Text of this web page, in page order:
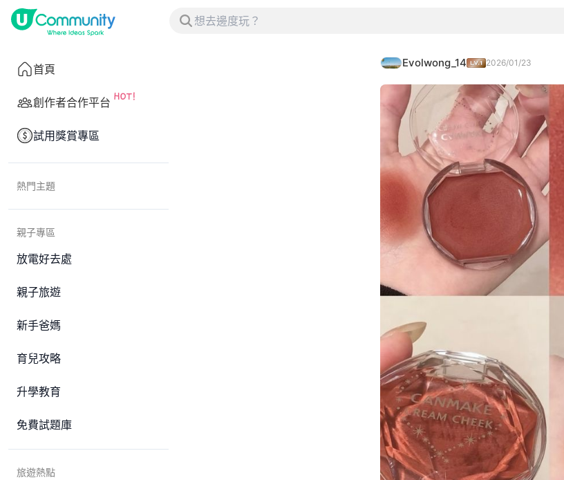
首頁
創作者合作平台
試用獎賞專區
熱門主題
親子專區
放電好去處
親子旅遊
新手爸媽
育兒攻略
升學教育
免費試題庫
旅遊熱點
Evolwong_14 2026/01/23